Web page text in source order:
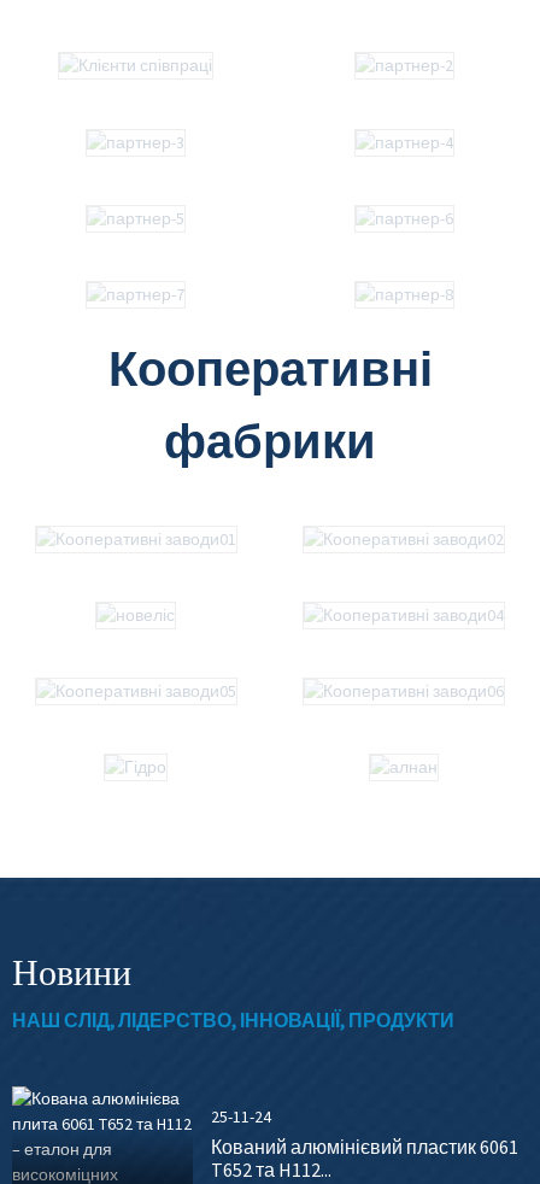
Кооперативні
фабрики
Новини
НАШ СЛІД, ЛІДЕРСТВО, ІННОВАЦІЇ, ПРОДУКТИ
25-11-24
Кований алюмінієвий пластик 6061
T652 та H112...